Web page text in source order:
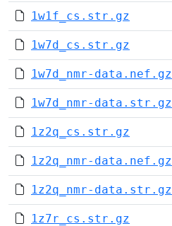
1w1f_cs.str.gz
1w7d_cs.str.gz
1w7d_nmr-data.nef.gz
1w7d_nmr-data.str.gz
1z2q_cs.str.gz
1z2q_nmr-data.nef.gz
1z2q_nmr-data.str.gz
1z7r_cs.str.gz